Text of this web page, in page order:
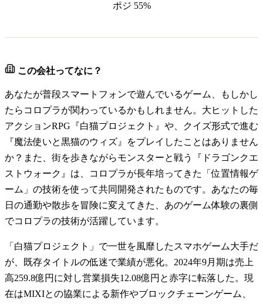
ポジ 55%
この会社ってなに？
あなたが普段スマートフォンで遊んでいるゲーム、もしかし
たらコロプラが関わっているかもしれません。大ヒットした
アクションRPG『白猫プロジェクト』や、クイズ形式で進む
『魔法使いと黒猫のウィズ』をプレイしたことはありません
か？また、街を歩きながらモンスターと戦う『ドラゴンクエ
ストウォーク』は、コロプラが長年培ってきた「位置情報ゲ
ーム」の技術を使って共同開発されたものです。あなたの毎
日の通勤や散歩を冒険に変えてきた、あのゲーム体験の裏側
でコロプラの技術が活躍しています。
「白猫プロジェクト」で一世を風靡したスマホゲーム大手だ
が、既存タイトルの低迷で業績が悪化。2024年9月期は売上
高259.8億円に対し営業損失12.08億円と赤字に転落した。現
在はMIXIとの協業による新作やブロックチェーンゲーム、